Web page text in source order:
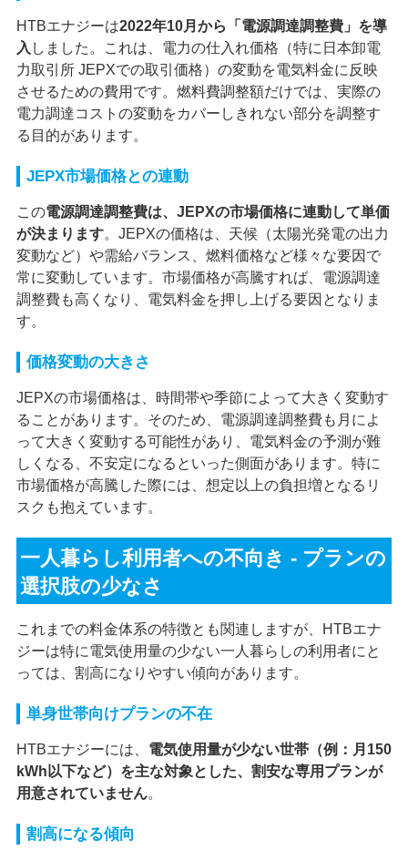
HTBエナジーは2022年10月から「電源調達調整費」を導
入 しました。これは、電力の仕入れ価格（特に日本卸電
力取引所 JEPXでの取引価格）の変動を電気料金に反映
させるための費用です。燃料費調整額だけでは、実際の
電力調達コストの変動をカバーしきれない部分を調整す
る目的があります。
JEPX市場価格との連動
この電源調達調整費は、JEPXの市場価格に連動して単価
が決まります。JEPXの価格は、天候（太陽光発電の出力
変動など）や需給バランス、燃料価格など様々な要因で
常に変動しています。市場価格が高騰すれば、電源調達
調整費も高くなり、電気料金を押し上げる要因となりま
す。
価格変動の大きさ
JEPXの市場価格は、時間帯や季節によって大きく変動す
ることがあります。そのため、電源調達調整費も月によ
って大きく変動する可能性があり、電気料金の予測が難
しくなる、不安定になるといった側面があります。特に
市場価格が高騰した際には、想定以上の負担増となるリ
スクも抱えています。
一人暮らし利用者への不向き - プランの
選択肢の少なさ
これまでの料金体系の特徴とも関連しますが、HTBエナ
ジーは特に電気使用量の少ない一人暮らしの利用者にと
っては、割高になりやすい傾向があります。
単身世帯向けプランの不在
HTBエナジーには、 電気使用量が少ない世帯（例：月150
kWh以下など）を主な対象とした、割安な専用プランが
用意されていません。
割高になる傾向